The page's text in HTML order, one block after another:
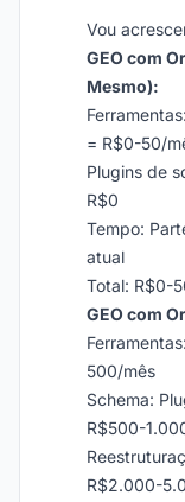
Vou
GEO com
Mesmo):
= R$0-50/
Plugins de
R$0
Tempo:
atual
Total: R$0-
GEO com
500/mês
Schema:
R$500-
R$2.000-